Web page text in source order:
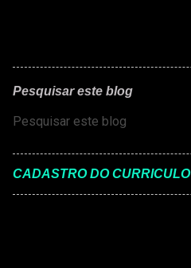
Pesquisar este blog
CADASTRO DO CURRICULO